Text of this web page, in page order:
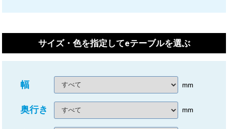
サイズ・色を指定してeテーブルを選ぶ
幅 mm
奥行き mm